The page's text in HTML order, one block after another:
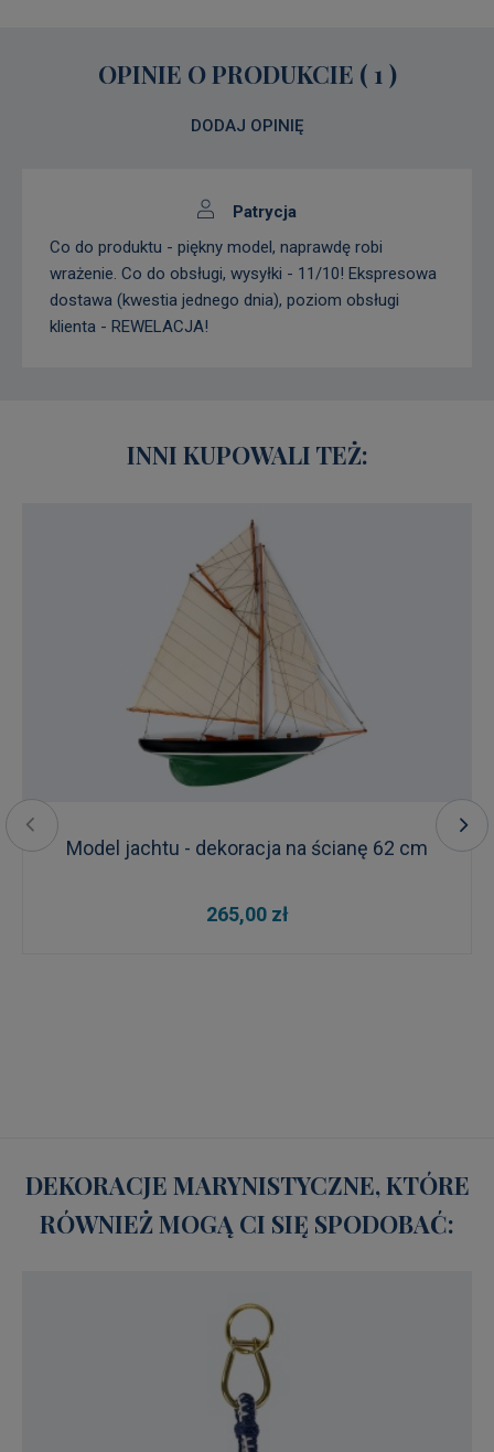
OPINIE O PRODUKCIE ( 1 )
DODAJ OPINIĘ
Patrycja
Co do produktu - piękny model, naprawdę robi
wrażenie. Co do obsługi, wysyłki - 11/10! Ekspresowa
dostawa (kwestia jednego dnia), poziom obsługi
klienta - REWELACJA!
INNI KUPOWALI TEŻ:
Model jachtu - dekoracja na ścianę 62 cm
265,00 zł
DEKORACJE MARYNISTYCZNE, KTÓRE
RÓWNIEŻ MOGĄ CI SIĘ SPODOBAĆ: